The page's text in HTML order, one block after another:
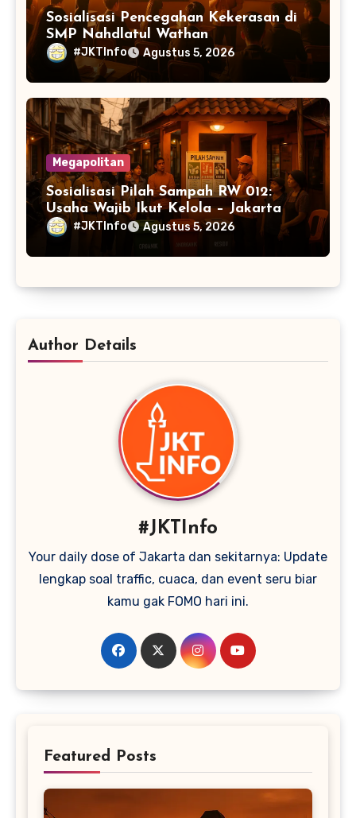
Sosialisasi Pencegahan Kekerasan di
SMP Nahdlatul Wathan
#JKTInfo Agustus 5, 2026
Megapolitan
Sosialisasi Pilah Sampah RW 012:
Usaha Wajib Ikut Kelola – Jakarta
#JKTInfo Agustus 5, 2026
Author Details
#JKTInfo
Your daily dose of Jakarta dan sekitarnya: Update
lengkap soal traffic, cuaca, dan event seru biar
kamu gak FOMO hari ini.
Featured Posts